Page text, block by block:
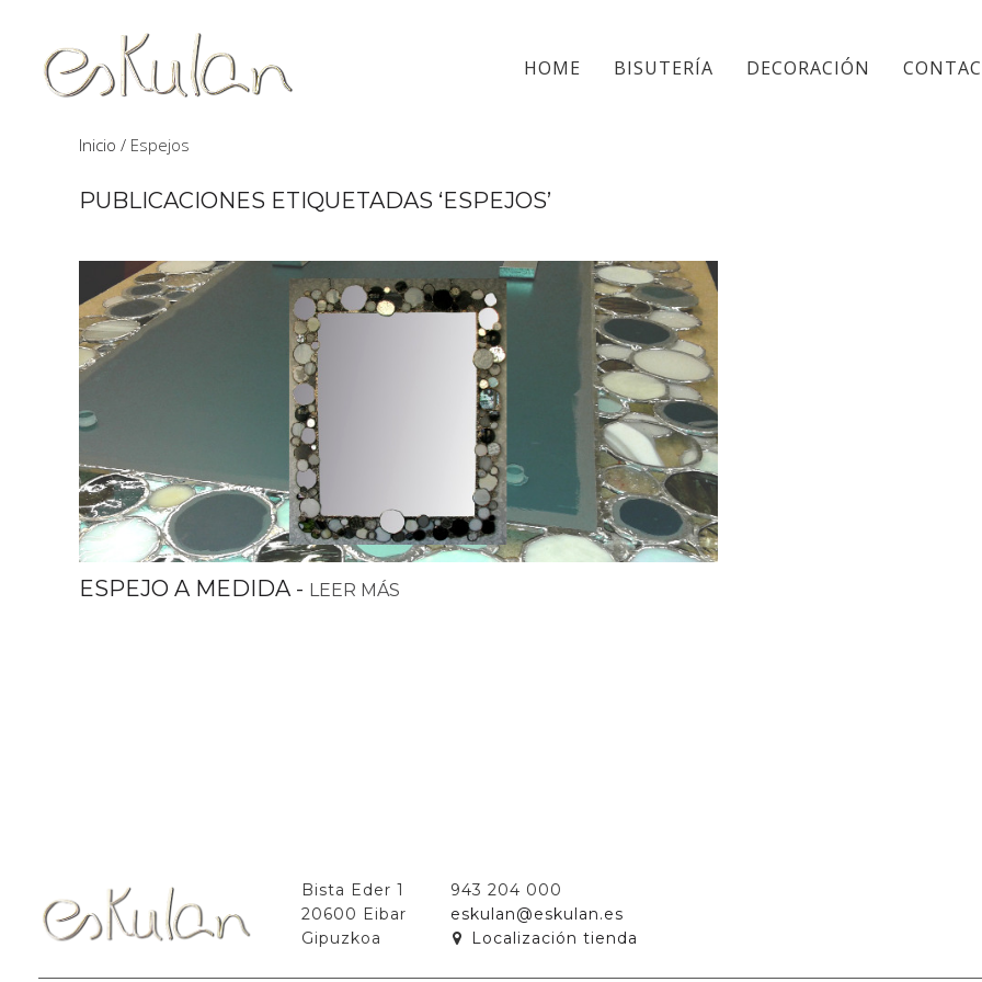
HOME BISUTERÍA DECORACIÓN
Inicio Espejos
PUBLICACIONES ETIQUETADAS ‘ESPEJOS’
ESPEJO A MEDIDA - LEER MÁS
Bista Eder 1
20600 Eibar
Gipuzkoa
943 204 000
eskulan@eskulan.es
Localización tienda